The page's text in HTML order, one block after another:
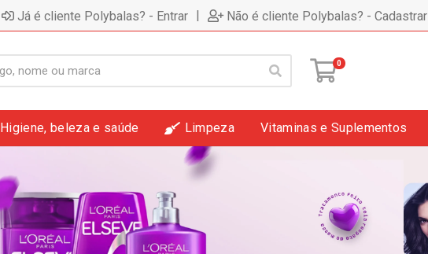
Já é cliente Polybalas? - Entrar | Não é cliente Polybalas? - Cadastrar
0
Higiene, beleza e saúde Limpeza Vitaminas e Suplementos